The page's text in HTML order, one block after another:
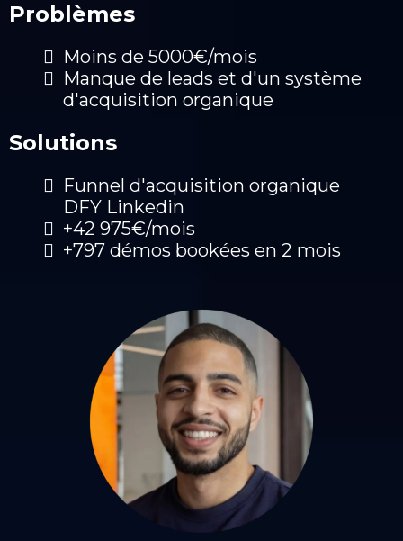
Problèmes
Moins de 5000€/mois
Manque de leads et d'un système
d'acquisition organique
Solutions
Funnel d'acquisition organique
DFY Linkedin
+42 975€/mois
+797 démos bookées en 2 mois